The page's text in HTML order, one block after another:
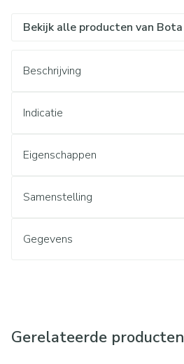
Bekijk alle producten van Bota
Beschrijving
Indicatie
Eigenschappen
Samenstelling
Gegevens
Gerelateerde producten